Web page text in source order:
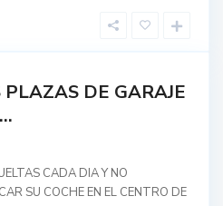
DE GARAJE
CADA DIA Y NO
SU COCHE EN EL CENTRO DE